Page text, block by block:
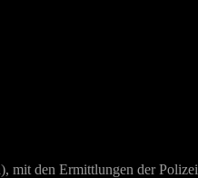
den Ermittlungen der